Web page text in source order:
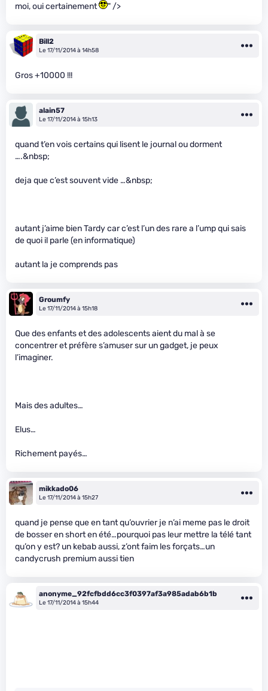
moi, oui certainement " />
Bill2
Le 17/11/2014 à 14h58
Gros +10000 !!!
alain57
Le 17/11/2014 à 15h13
quand t’en vois certains qui lisent le journal ou dorment
….&nbsp;
deja que c’est souvent vide …&nbsp;
autant j’aime bien Tardy car c’est l’un des rare a l’ump qui sais
de quoi il parle (en informatique)
autant la je comprends pas
Groumfy
Le 17/11/2014 à 15h18
Que des enfants et des adolescents aient du mal à se
concentrer et préfère s’amuser sur un gadget, je peux
l’imaginer.
Mais des adultes…
Elus…
Richement payés…
mikkado06
Le 17/11/2014 à 15h27
quand je pense que en tant qu’ouvrier je n’ai meme pas le droit
de bosser en short en été…pourquoi pas leur mettre la télé tant
qu’on y est? un kebab aussi, z’ont faim les forçats…un
candycrush premium aussi tien
anonyme_92fcfbdd6cc3f0397af3a985adab6b1b
Le 17/11/2014 à 15h44